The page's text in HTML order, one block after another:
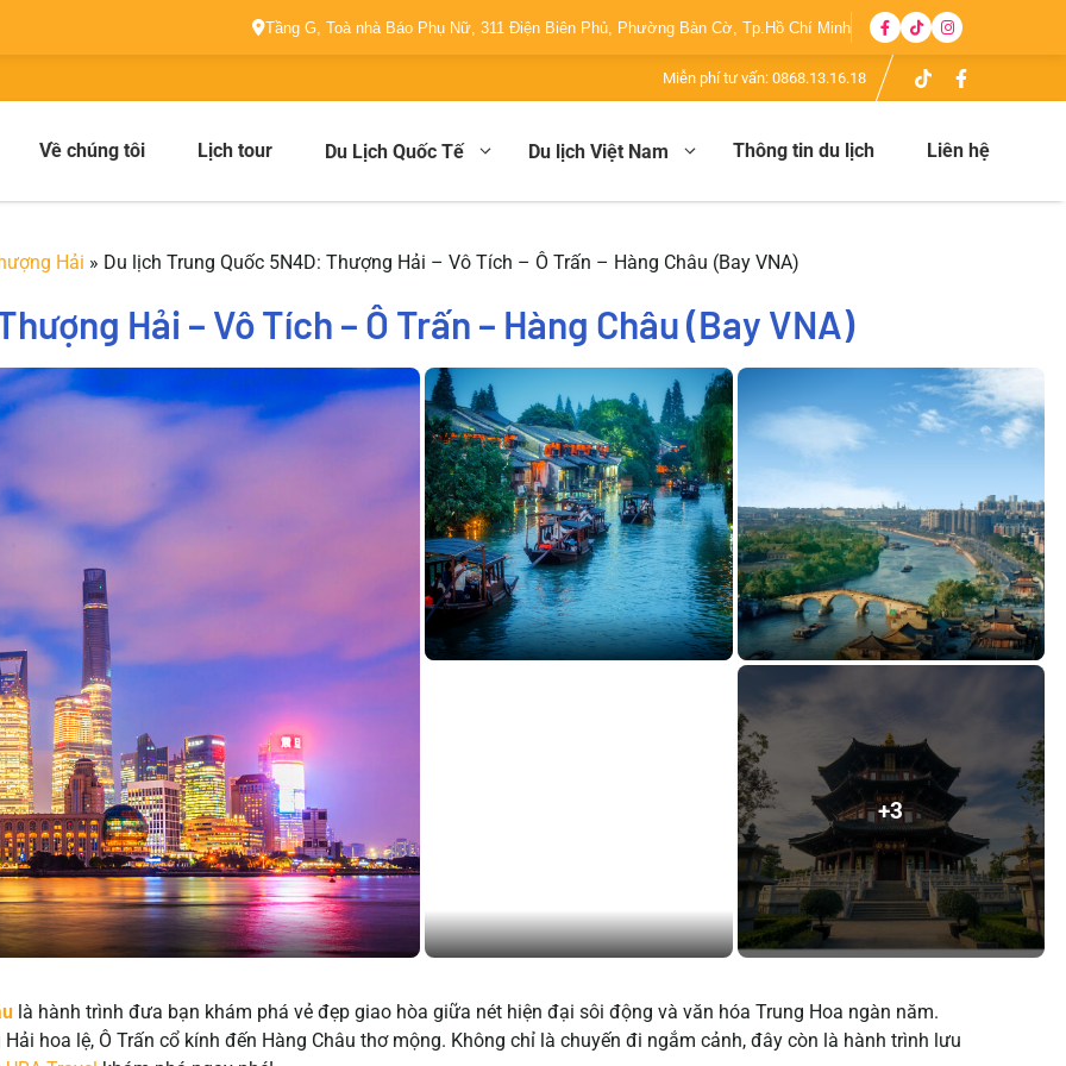
Tầng G, Toà nhà Báo Phụ Nữ, 311 Điện Biên Phủ, Phường Bàn Cờ, Tp.Hồ Chí Minh
Miễn phí tư vấn: 0868.13.16.18
Về chúng tôi Lịch tour Du Lịch Quốc Tế Du lịch Việt Nam Thông tin du lịch Liên hệ
Hải » Du lịch Trung Quốc 5N4D: Thượng Hải – Vô Tích – Ô Trấn – Hàng Châu (Bay VNA)
Hải – Vô Tích – Ô Trấn – Hàng Châu (Bay VNA)
+3
là hành trình đưa bạn khám phá vẻ đẹp giao hòa giữa nét hiện đại sôi động và văn hóa Trung Hoa ngàn năm.
hoa lệ, Ô Trấn cổ kính đến Hàng Châu thơ mộng. Không chỉ là chuyến đi ngắm cảnh, đây còn là hành trình lưu